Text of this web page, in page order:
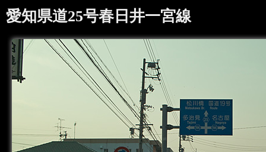
愛知県道25号春日井一宮線